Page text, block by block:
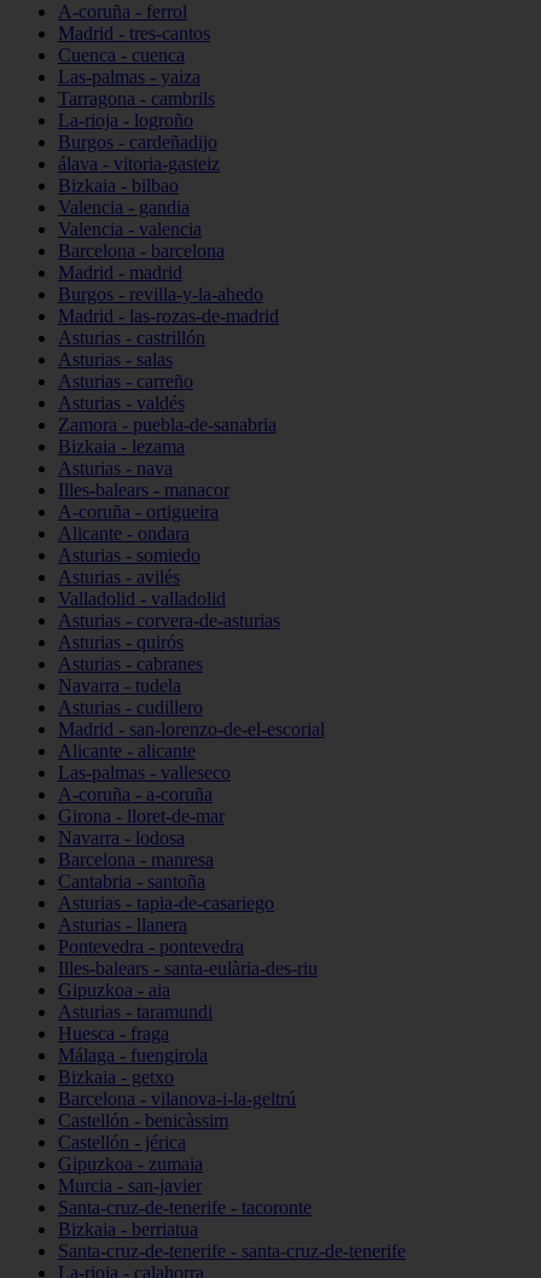
A-coruña - ferrol
Madrid - tres-cantos
Cuenca - cuenca
Las-palmas - yaiza
Tarragona - cambrils
La-rioja - logroño
Burgos - cardeñadijo
álava - vitoria-gasteiz
Bizkaia - bilbao
Valencia - gandia
Valencia - valencia
Barcelona - barcelona
Madrid - madrid
Burgos - revilla-y-la-ahedo
Madrid - las-rozas-de-madrid
Asturias - castrillón
Asturias - salas
Asturias - carreño
Asturias - valdés
Zamora - puebla-de-sanabria
Bizkaia - lezama
Asturias - nava
Illes-balears - manacor
A-coruña - ortigueira
Alicante - ondara
Asturias - somiedo
Asturias - avilés
Valladolid - valladolid
Asturias - corvera-de-asturias
Asturias - quirós
Asturias - cabranes
Navarra - tudela
Asturias - cudillero
Madrid - san-lorenzo-de-el-escorial
Alicante - alicante
Las-palmas - valleseco
A-coruña - a-coruña
Girona - lloret-de-mar
Navarra - lodosa
Barcelona - manresa
Cantabria - santoña
Asturias - tapia-de-casariego
Asturias - llanera
Pontevedra - pontevedra
Illes-balears - santa-eulària-des-riu
Gipuzkoa - aia
Asturias - taramundi
Huesca - fraga
Málaga - fuengirola
Bizkaia - getxo
Barcelona - vilanova-i-la-geltrú
Castellón - benicàssim
Castellón - jérica
Gipuzkoa - zumaia
Murcia - san-javier
Santa-cruz-de-tenerife - tacoronte
Bizkaia - berriatua
Santa-cruz-de-tenerife - santa-cruz-de-tenerife
La-rioja - calahorra